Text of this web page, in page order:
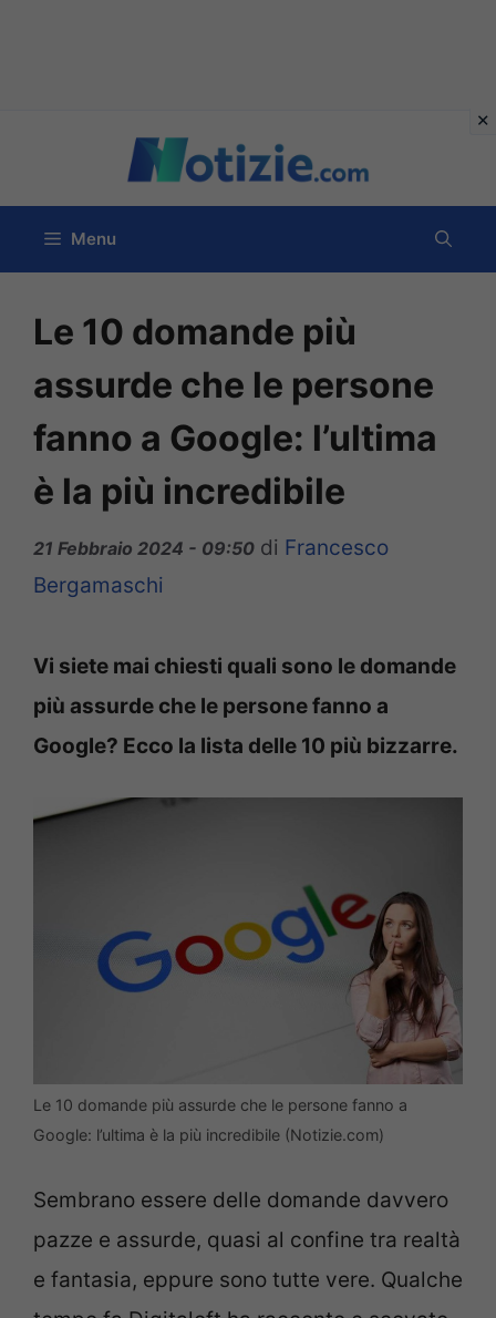
contenuto
Menu
Le 10 domande più
assurde che le persone
fanno a Google: l’ultima
è la più incredibile
21 Febbraio 2024 - 09:50 di Francesco
Bergamaschi
Vi siete mai chiesti quali sono le domande
più assurde che le persone fanno a
Google? Ecco la lista delle 10 più bizzarre.
Le 10 domande più assurde che le persone fanno a
Google: l’ultima è la più incredibile (Notizie.com)
Sembrano essere delle domande davvero
pazze e assurde, quasi al confine tra realtà
e fantasia, eppure sono tutte vere. Qualche